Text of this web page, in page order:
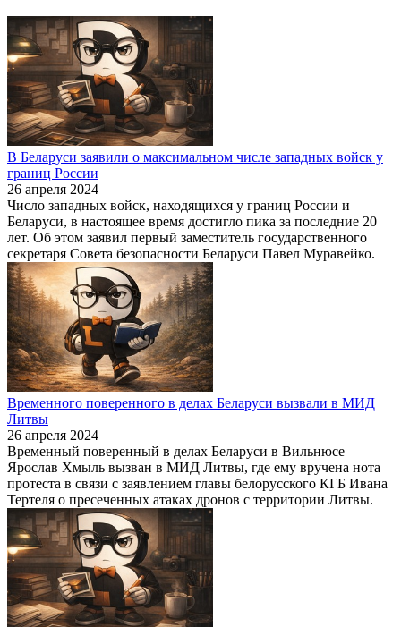
В Беларуси заявили о максимальном числе западных войск у
границ России
26 апреля 2024
Число западных войск, находящихся у границ России и
Беларуси, в настоящее время достигло пика за последние 20
лет. Об этом заявил первый заместитель государственного
секретаря Совета безопасности Беларуси Павел Муравейко.
Временного поверенного в делах Беларуси вызвали в МИД
Литвы
26 апреля 2024
Временный поверенный в делах Беларуси в Вильнюсе
Ярослав Хмыль вызван в МИД Литвы, где ему вручена нота
протеста в связи с заявлением главы белорусского КГБ Ивана
Тертеля о пресеченных атаках дронов с территории Литвы.